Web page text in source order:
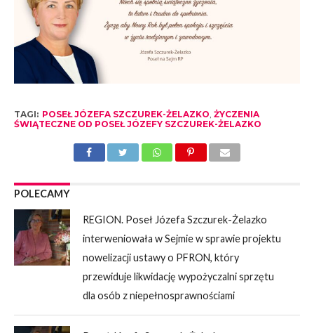
TAGI: POSEŁ JÓZEFA SZCZUREK-ŻELAZKO ŻYCZENIA
ŚWIĄTECZNE OD POSEŁ JÓZEFY SZCZUREK-ŻELAZKO
POLECAMY
REGION. Poseł Józefa Szczurek-Żelazko
interweniowała w Sejmie w sprawie projektu
nowelizacji ustawy o PFRON, który
przewiduje likwidację wypożyczalni sprzętu
dla osób z niepełnosprawnościami